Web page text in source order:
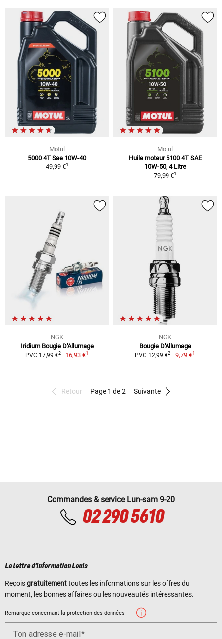
Motul
5000 4T Sae 10W-40
49,99 €1
Motul
Huile moteur 5100 4T SAE
10W-50, 4 Litre
79,99 €1
NGK
Iridium Bougie D'Allumage
PVC 17,99 €2 16,93 €1
NGK
Bougie D'Allumage
PVC 12,99 €2 9,79 €1
Retour Page 1 de 2 Suivante
Commandes & service Lun-sam 9-20
02 290 5610
La lettre d'information Louis
Reçoisgratuitementtoutes les informations sur les offres du
moment, les bonnes affaires ou les nouveautés intéressantes.
Remarque concernant la protection des données
Ton adresse e-mail